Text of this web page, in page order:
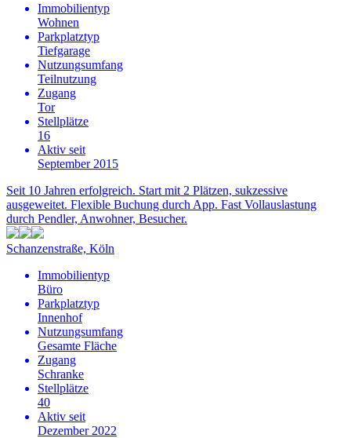
Immobilientyp
Wohnen
Parkplatztyp
Tiefgarage
Nutzungsumfang
Teilnutzung
Zugang
Tor
Stellplätze
16
Aktiv seit
September 2015
Seit 10 Jahren erfolgreich. Start mit 2 Plätzen, sukzessive
ausgeweitet. Flexible Buchung durch App. Fast Vollauslastung
durch Pendler, Anwohner, Besucher.
Schanzenstraße, Köln
Immobilientyp
Büro
Parkplatztyp
Innenhof
Nutzungsumfang
Gesamte Fläche
Zugang
Schranke
Stellplätze
40
Aktiv seit
Dezember 2022